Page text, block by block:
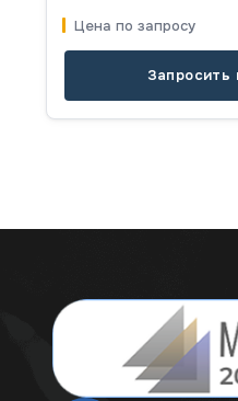
Цена по запросу
Запросить